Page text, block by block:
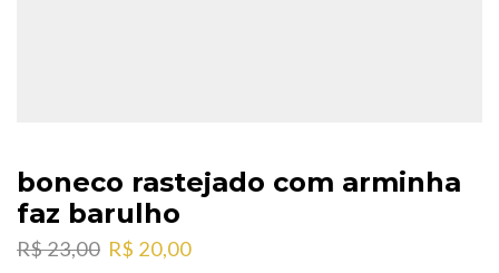
boneco rastejado com arminha
faz barulho
R$23,00 O
R$ 20,00O